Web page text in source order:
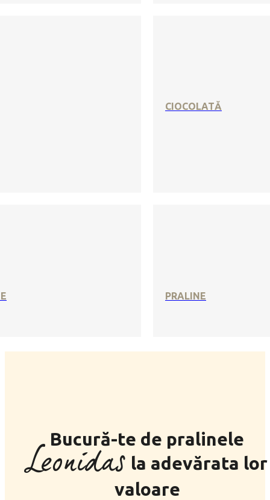
CIOCOLATĂ
PRALINE
Bucură-te de pralinele
Leonidas la adevărata lor
valoare